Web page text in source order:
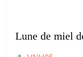
Lune de miel